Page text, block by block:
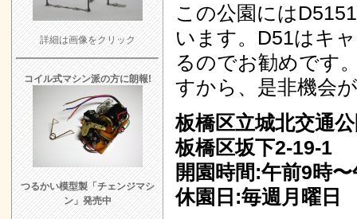
この公園には
います。D51はキ
るのでお勧めです
すから、是非機会
板橋区立城北交通
板橋区坂下2-19-1
開園時間:午前9時
休園日:毎週月曜日
詳細は画像をクリック
コイル式マシン派の方に朗報!
つるかい模型製「チェンジマシ
ン」発売中